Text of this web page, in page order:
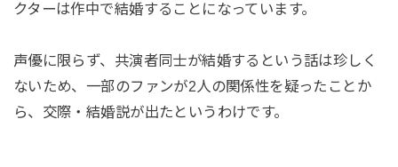
クターは作中で結婚することになっています。
声優に限らず、共演者同士が結婚するという話は珍しく
ないため、一部のファンが2人の関係性を疑ったことか
ら、交際・結婚説が出たというわけです。